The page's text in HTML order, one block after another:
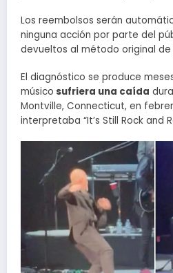
Los reembolsos serán
ninguna acción por parte del
devueltos al método original de
El diagnóstico se produce
músico sufriera una caída
Montville, Connecticut, en
interpretaba “It’s Still Rock and